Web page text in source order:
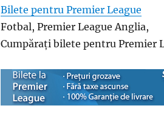
Bilete pentru Premier League
Fotbal, Premier League Anglia,
Cumpărați bilete pentru Premier